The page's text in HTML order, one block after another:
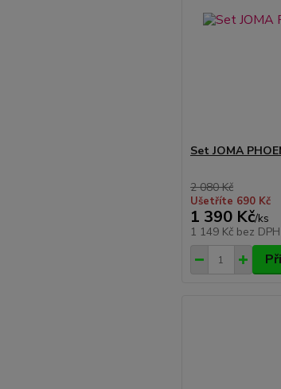
Set JOMA
2 080 Kč
Ušetříte 690 Kč
1 390 Kč/ks
1 149 Kč bez DPH